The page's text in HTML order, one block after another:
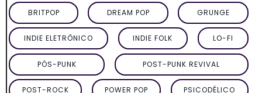
BRITPOP DREAM POP GRUNGE
INDIE ELETRÔNICO INDIE FOLK LO-FI
PÓS-PUNK POST-PUNK REVIVAL
POST-ROCK POWER POP PSICODÉLICO